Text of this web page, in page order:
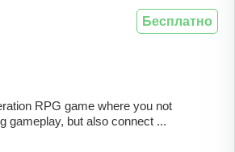
RPG game where you not
gameplay, but also connect ...
Бесплатно